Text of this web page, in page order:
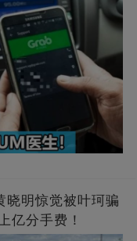
晓明惊觉被叶珂骗
亿分手费！